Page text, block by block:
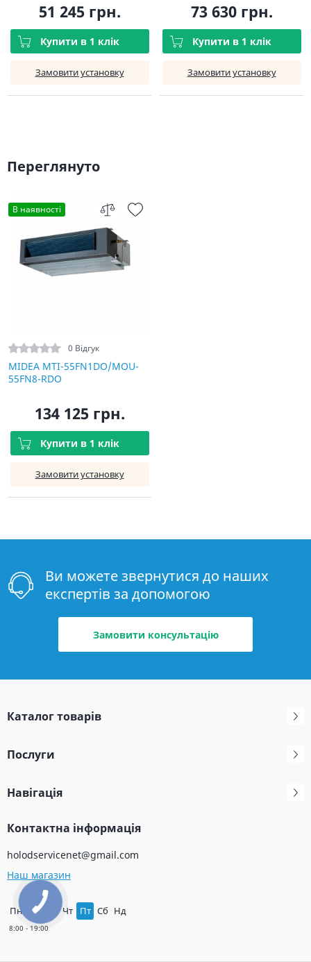
51 245 грн.
Купити в 1 клік
Замовити установку
73 630 грн.
Купити в 1 клік
Замовити установку
Переглянуто
В наявності
0 Відгук
MIDEA MTI-55FN1DO/MOU-
55FN8-RDO
134 125 грн.
Купити в 1 клік
Замовити установку
Ви можете звернутися до наших
експертів за допомогою
Замовити консультацію
Каталог товарів
Послуги
Навігація
Контактна інформація
holodservicenet@gmail.com
Наш магазин
Пн Вт Чт Пт Сб Нд